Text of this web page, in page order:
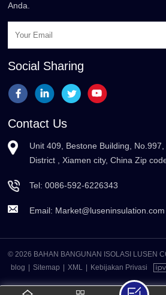
Anda.
Social Sharing
Contact Us
Unit 409, Bestone Building,
District , Xiamen city, China Zip
Tel:0086-592-6226343
Email: Market@luseninsulation.com
© 2026 BAHAN BANGUNAN ISOLASI LUSEN
blog
Sitemap XML Kebijakan Privasi